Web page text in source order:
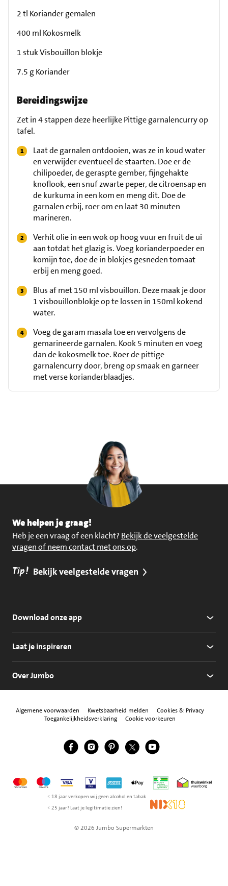
2 tl Koriander gemalen
400 ml Kokosmelk
1 stuk Visbouillon blokje
7.5 g Koriander
Bereidingswijze
Zet in 4 stappen deze heerlijke Pittige garnalencurry op
tafel.
Laat de garnalen ontdooien, was ze in koud water
en verwijder eventueel de staarten. Doe er de
chilipoeder, de geraspte gember, fijngehakte
knoflook, een snuf zwarte peper, de citroensap en
de kurkuma in een kom en meng dit. Doe de
garnalen erbij, roer om en laat 30 minuten
marineren.
Verhit olie in een wok op hoog vuur en fruit de ui
aan totdat het glazig is. Voeg korianderpoeder en
komijn toe, doe de in blokjes gesneden tomaat
erbij en meng goed.
Blus af met 150 ml visbouillon. Deze maak je door
1 visbouillonblokje op te lossen in 150ml kokend
water.
Voeg de garam masala toe en vervolgens de
gemarineerde garnalen. Kook 5 minuten en voeg
dan de kokosmelk toe. Roer de pittige
garnalencurry door, breng op smaak en garneer
met verse korianderblaadjes.
We helpen je graag!
Heb je een vraag of een klacht? Bekijk de veelgestelde
vragen of neem contact met ons op.
Tip! Bekijk veelgestelde vragen
Download onze app
Laat je inspireren
Over Jumbo
Algemene voorwaarden Kwetsbaarheid melden
Cookies & Privacy
Toegankelijkheidsverklaring
Cookie voorkeuren
Volg ons
Jumbo Facebook
Jumbo Instagram
Jumbo Pinterest
Jumbo Twitter
Jumbo YouTube
MastercardMaestroVisa Vpay American Express
Apple Pay Thuiswinkel
< 18 jaar verkopen wij geen alcohol en tabak
< 25 jaar? Laat je legitimatie zien!
NIX18
© 2026 Jumbo Supermarkten